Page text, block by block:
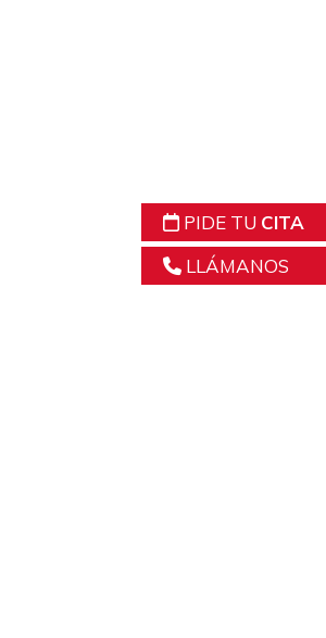
PIDE TU CITA
LLÁMANOS